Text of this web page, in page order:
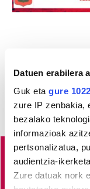
Datuen erabilera
Guk eta gure
zure IP zenbakia,
bezalako
informazioak
pertsonalizatua,
audientzia-
Zure datuak nork
Busturialdeko
jaso nahi dituzu?